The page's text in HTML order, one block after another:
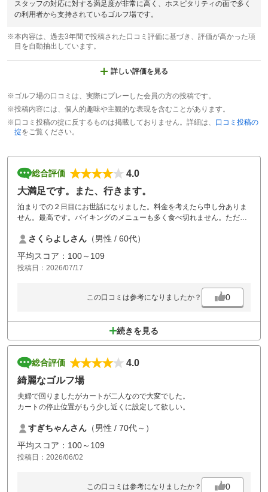
スタッフの対応に対する満足度が非常に高く、ホスピタリティの面で多く
の利用者から支持されているゴルフ場です。
※本内容は、過去3年間で投稿された口コミ評価に基づき、評価が高かった項
目を自動抽出しています。
詳しい評価を見る
※ゴルフ場の口コミは、実際にプレーした会員の方の投稿です。
※投稿内容には、個人的趣味や主観的な表現を含むことがあります。
※口コミ投稿の掟に反するものは掲載しておりません。詳細は、 口コミ投稿の
掟をご覧ください。
総合評価
4.0
大満足です。また、行きます。
泊まりでの２日目にお世話になりました。料金を考えたら申し分ありま
せん。最高です。バイキングのメニューも多く食べ切れません。ただ、
すが安全第一です。また、利用したいです。
さくらよしさん （男性 / 60代）
平均スコア：100～109
投稿日：2026/07/17
この口コミは参考になりましたか？ 0
続きを見る
総合評価
4.0
綺麗なゴルフ場
夫婦で回りましたがカートが二人なので大変でした。
カートの停止位置がもう少し近くに設定して欲しい。
すぎちゃんさん （男性 / 70代～）
平均スコア：100～109
投稿日：2026/06/02
この口コミは参考になりましたか？ 0